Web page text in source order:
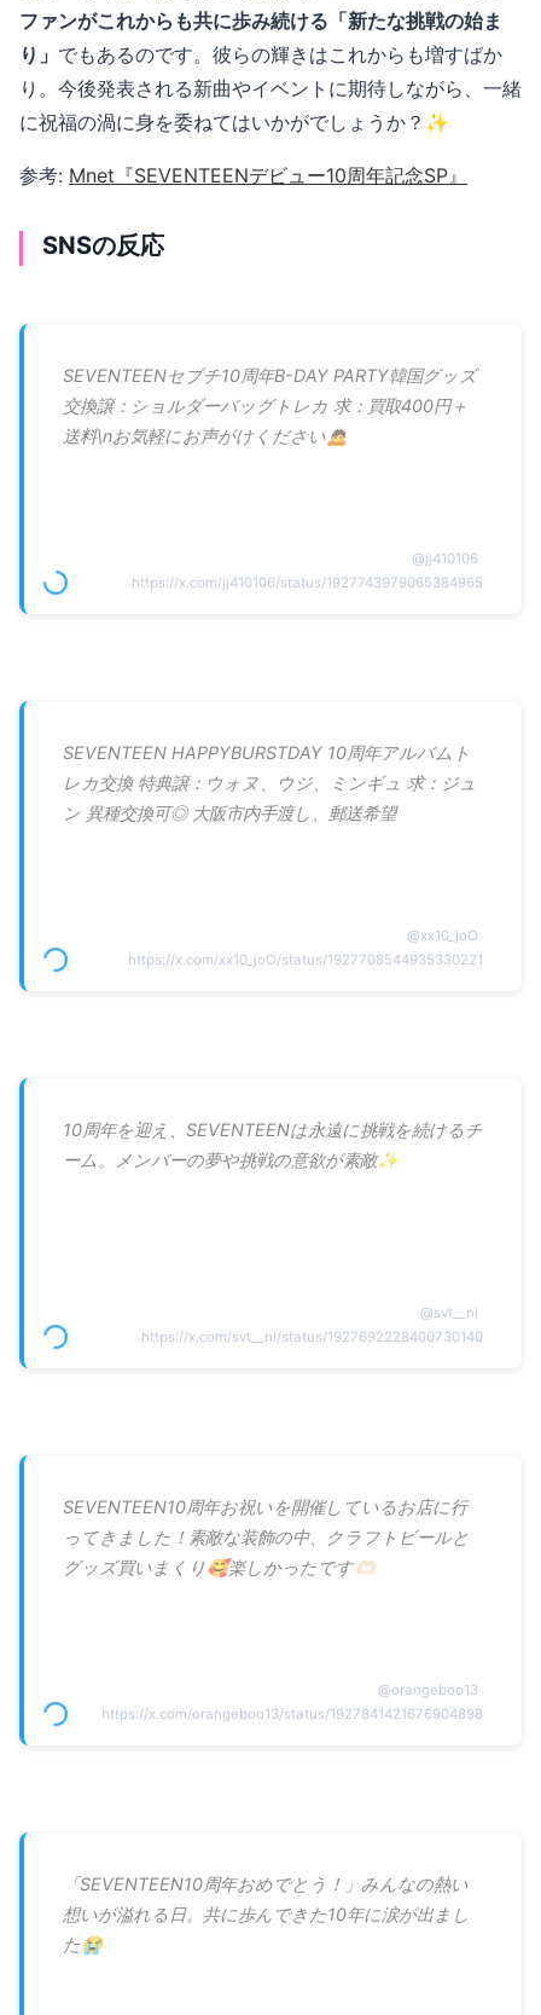
ファンがこれからも共に歩み続ける「新たな挑戦の始ま
り」 でもあるのです。彼らの輝きはこれからも増すばか
り。今後発表される新曲やイベントに期待しながら、一緒
に祝福の渦に身を委ねてはいかがでしょうか？✨
参考: Mnet『SEVENTEENデビュー10周年記念SP』
SNSの反応
SEVENTEENセブチ10周年B-DAY PARTY韓国グッズ
交換譲：ショルダーバッグトレカ 求：買取400円＋
送料\nお気軽にお声がけください🙇
@jj410106
https://x.com/jj410106/status/1927743979065384965
SEVENTEEN HAPPYBURSTDAY 10周年アルバムト
レカ交換 特典譲：ウォヌ、ウジ、ミンギュ 求：ジュ
ン 異種交換可◎ 大阪市内手渡し、郵送希望
@xx10_joO
https://x.com/xx10_joO/status/1927708544935330221
10周年を迎え、SEVENTEENは永遠に挑戦を続けるチ
ーム。メンバーの夢や挑戦の意欲が素敵✨
@svt__ni
https://x.com/svt__ni/status/1927692228400730140
SEVENTEEN10周年お祝いを開催しているお店に行
ってきました！素敵な装飾の中、クラフトビールと
グッズ買いまくり🥰楽しかったです🫶🏻
@orangeboo13
https://x.com/orangeboo13/status/1927841421676904898
「SEVENTEEN10周年おめでとう！」みんなの熱い
想いが溢れる日。共に歩んできた10年に涙が出まし
た😭